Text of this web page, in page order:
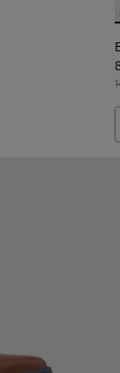
für Herren in